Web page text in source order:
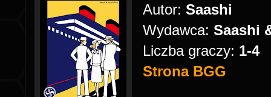
Autor: Saashi
Wydawca: Saashi
Liczba graczy: 1-4
Strona BGG